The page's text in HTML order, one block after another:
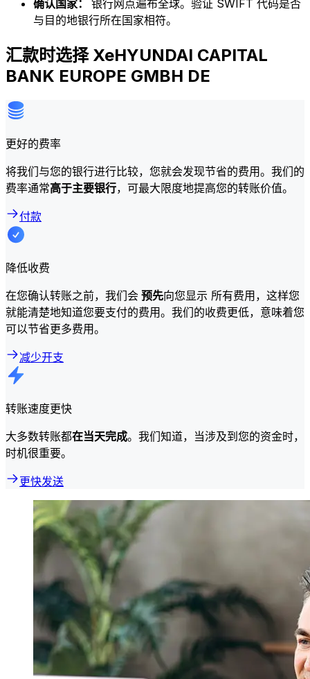
确认国家： 银行网点遍布全球。验证 SWIFT 代码是否
与目的地银行所在国家相符。
汇款时选择 XeHYUNDAI CAPITAL
BANK EUROPE GMBH DE
更好的费率
将我们与您的银行进行比较，您就会发现节省的费用。我们的
费率通常高于主要银行，可最大限度地提高您的转账价值。
付款
降低收费
在您确认转账之前，我们会 预先向您显示 所有费用，这样您
就能清楚地知道您要支付的费用。我们的收费更低，意味着您
可以节省更多费用。
减少开支
转账速度更快
大多数转账都在当天完成。我们知道，当涉及到您的资金时，
时机很重要。
更快发送